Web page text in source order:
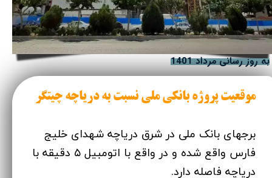
​به روز رسانی مرداد 1401
موقعیت پروژه بانکی ملی نسبت به دریاچه چیتگر
برجهای بانک ملی در شرق دریاچه شهدای خلیج
فارس واقع شده و در واقع با اتومبیل ۵ دقیقه با
دریاچه فاصله دارد.